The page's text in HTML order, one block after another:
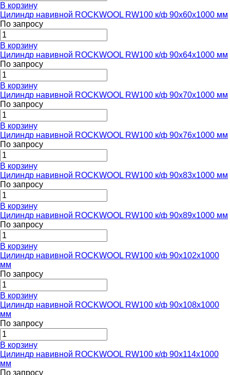
В корзину
Цилиндр навивной ROCKWOOL RW100 к/ф 90x60x1000 мм
По запросу
В корзину
Цилиндр навивной ROCKWOOL RW100 к/ф 90x64x1000 мм
По запросу
В корзину
Цилиндр навивной ROCKWOOL RW100 к/ф 90x70x1000 мм
По запросу
В корзину
Цилиндр навивной ROCKWOOL RW100 к/ф 90x76x1000 мм
По запросу
В корзину
Цилиндр навивной ROCKWOOL RW100 к/ф 90x83x1000 мм
По запросу
В корзину
Цилиндр навивной ROCKWOOL RW100 к/ф 90x89x1000 мм
По запросу
В корзину
Цилиндр навивной ROCKWOOL RW100 к/ф 90x102x1000
мм
По запросу
В корзину
Цилиндр навивной ROCKWOOL RW100 к/ф 90x108x1000
мм
По запросу
В корзину
Цилиндр навивной ROCKWOOL RW100 к/ф 90x114x1000
мм
По запросу